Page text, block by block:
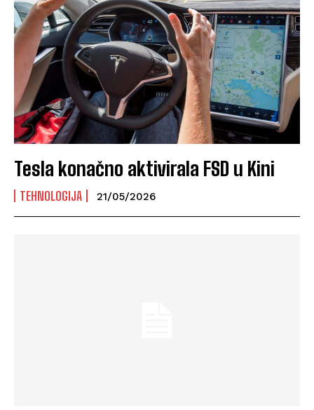
Tesla konačno aktivirala FSD u Kini
TEHNOLOGIJA 21/05/2026